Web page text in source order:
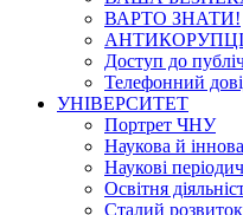
ВАРТО ЗНАТИ!
Доступ до
Телефонний
УНІВЕРСИТЕТ
Портрет ЧНУ
Наукова й
Наукові
Освітня
Сталий розвиток